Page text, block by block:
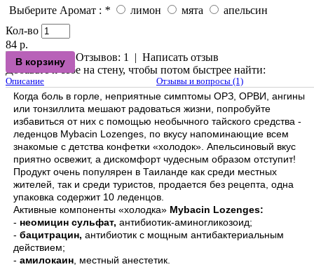
Выберите Аромат : * лимон мята
апельсин
Кол-во
84 р.
Отзывов: 1
| Написать отзыв
Добавьте к себе на стену, чтобы потом быстрее найти:
Описание Отзывы и вопросы (1)
Когда боль в горле, неприятные симптомы ОРЗ, ОРВИ, ангины
или тонзиллита мешают радоваться жизни, попробуйте
избавиться от них с помощью необычного тайского средства -
леденцов Mybacin Lozenges, по вкусу напоминающие всем
знакомые с детства конфетки «холодок». Апельсиновый вкус
приятно освежит, а дискомфорт чудесным образом отступит!
Продукт очень популярен в Таиланде как среди местных
жителей, так и среди туристов, продается без рецепта, одна
упаковка содержит 10 леденцов.
Активные компоненты «холодка» Mybacin Lozenges:
- неомицин сульфат, антибиотик-аминогликозоид;
- бацитрацин, антибиотик с мощным антибактериальным
действием;
- амилокаин , местный анестетик.